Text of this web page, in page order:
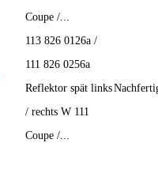
Coupe /...
113 826 0126a /
111 826 0256a
Reflektor spät links
/ rechts W 111
Coupe /...